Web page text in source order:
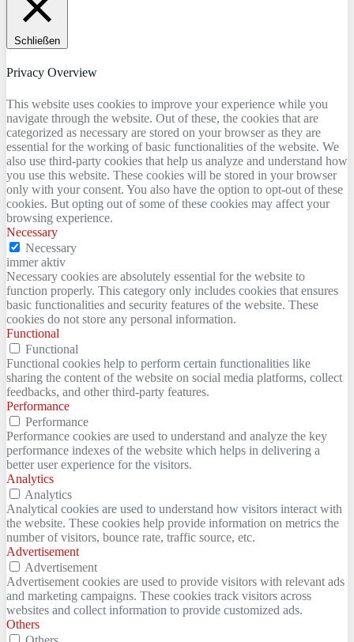
Schließen
Privacy Overview
This website uses cookies to improve your experience while you
navigate through the website. Out of these, the cookies that are
categorized as necessary are stored on your browser as they are
essential for the working of basic functionalities of the website. We
also use third-party cookies that help us analyze and understand how
you use this website. These cookies will be stored in your browser
only with your consent. You also have the option to opt-out of these
cookies. But opting out of some of these cookies may affect your
browsing experience.
Necessary
Necessary
immer aktiv
Necessary cookies are absolutely essential for the website to
function properly. This category only includes cookies that ensures
basic functionalities and security features of the website. These
cookies do not store any personal information.
Functional
Functional
Functional cookies help to perform certain functionalities like
sharing the content of the website on social media platforms, collect
feedbacks, and other third-party features.
Performance
Performance
Performance cookies are used to understand and analyze the key
performance indexes of the website which helps in delivering a
better user experience for the visitors.
Analytics
Analytics
Analytical cookies are used to understand how visitors interact with
the website. These cookies help provide information on metrics the
number of visitors, bounce rate, traffic source, etc.
Advertisement
Advertisement
Advertisement cookies are used to provide visitors with relevant ads
and marketing campaigns. These cookies track visitors across
websites and collect information to provide customized ads.
Others